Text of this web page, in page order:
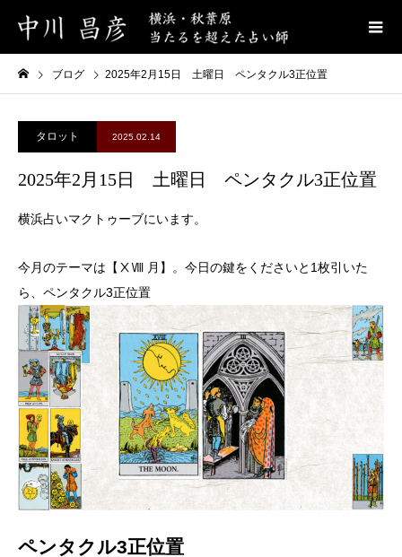
ブログ 2025年2月15日 土曜日 ペンタクル3正位置
タロット 2025.02.14
2025年2月15日 土曜日 ペンタクル3正位置
横浜占いマクトゥーブにいます。
今月のテーマは【ⅩⅧ 月】。今日の鍵をくださいと1枚引いた
ら、ペンタクル3正位置
ペンタクル3正位置